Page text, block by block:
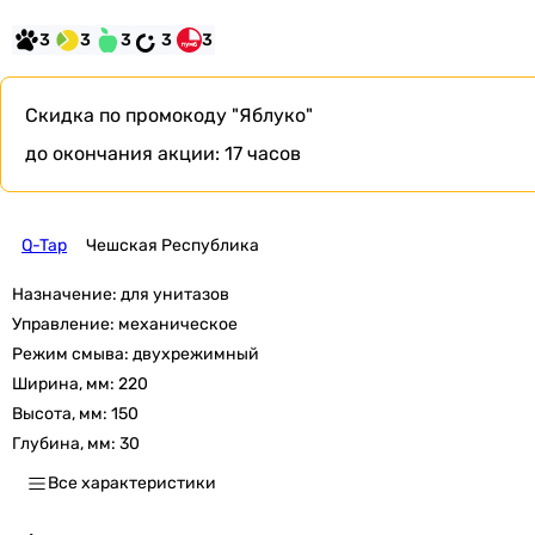
3 3 3 3 3
Скидка по промокоду "Яблуко"
до окончания акции: 17 часов
Q-Tap Чешская Республика
Назначение: для унитазов
Управление: механическое
Режим смыва: двухрежимный
Ширина, мм: 220
Высота, мм: 150
Глубина, мм: 30
Все характеристики